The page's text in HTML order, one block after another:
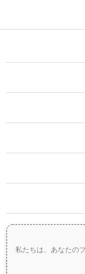
私たちは、あなたの
重要な免責事項：
暗号資